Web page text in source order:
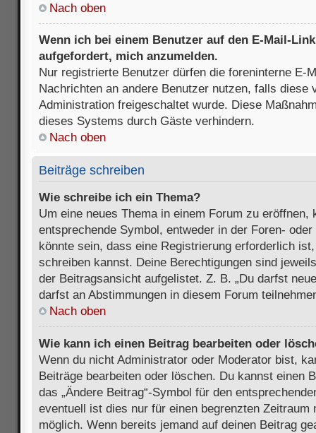
Nach oben
Wenn ich bei einem Benutzer auf den E-Mail-
aufgefordert, mich anzumelden.
Nur registrierte Benutzer dürfen die foreninterne E-
Nachrichten an andere Benutzer nutzen, falls diese
Administration freigeschaltet wurde. Diese
dieses Systems durch Gäste verhindern.
Nach oben
Beiträge schreiben
Wie schreibe ich ein Thema?
Um eine neues Thema in einem Forum zu eröffnen,
entsprechende Symbol, entweder in der Foren-
könnte sein, dass eine Registrierung erforderlich
schreiben kannst. Deine Berechtigungen sind
der Beitragsansicht aufgelistet. Z. B. „Du darfst
darfst an Abstimmungen in diesem Forum
Nach oben
Wie kann ich einen Beitrag bearbeiten oder
Wenn du nicht Administrator oder Moderator bist,
Beiträge bearbeiten oder löschen. Du kannst einen
das „Ändere Beitrag“-Symbol für den
eventuell ist dies nur für einen begrenzten Zeitraum
möglich. Wenn bereits jemand auf deinen Beitrag